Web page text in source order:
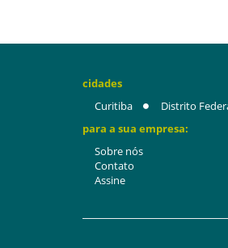
cidades
Curitiba
Distrito
para a sua empresa:
Sobre nós
Contato
Assine